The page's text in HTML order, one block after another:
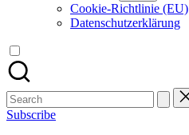
Cookie-Richtlinie (EU)
Datenschutzerklärung
Search
for:
Subscribe